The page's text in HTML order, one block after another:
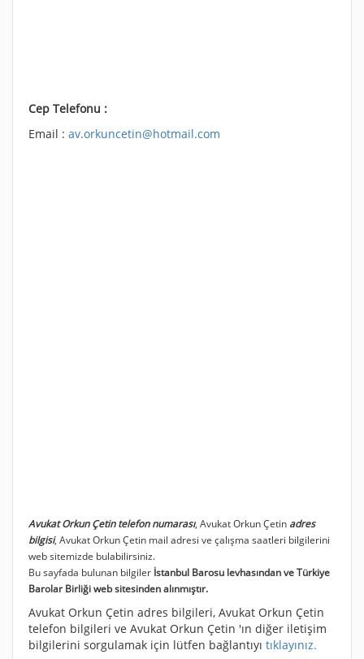
Cep Telefonu :
Email : av.orkuncetin@hotmail.com
Avukat Orkun Çetin telefon numarası, Avukat Orkun Çetin adres
bilgisi, Avukat Orkun Çetin mail adresi ve çalışma saatleri bilgilerini
web sitemizde bulabilirsiniz.
Bu sayfada bulunan bilgiler İstanbul Barosu levhasından ve Türkiye
Barolar Birliği web sitesinden alınmıştır.
Avukat Orkun Çetin adres bilgileri, Avukat Orkun Çetin
telefon bilgileri ve Avukat Orkun Çetin 'ın diğer iletişim
bilgilerini sorgulamak için lütfen bağlantıyı tıklayınız.